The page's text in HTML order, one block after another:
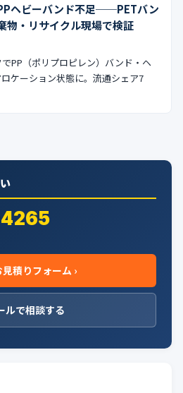
🇹🇼🇻🇳
ヘビーバンド不足──PETバン
物・リサイクル現場で検証
PP（ポリプロピレン）バンド・ヘ
ケーション状態に。流通シェア7
積りフォーム ›
ルで相談する